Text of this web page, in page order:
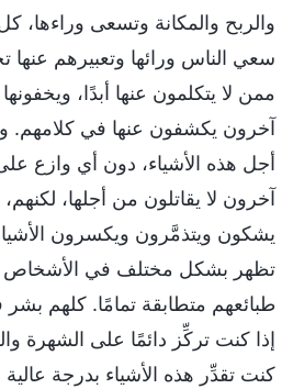
والربح والمكانة وتسعى وراءها،
سعي الناس ورائها وتعبيرهم عنها
ممن لا يتكلمون عنها أبدًا،
آخرون يكشفون عنها في كلامهم.
أجل هذه الأشياء، دون أي وازع
آخرون لا يقاتلون من أجلها،
يشكون ويتذمَّرون ويكسرون
تظهر بشكل مختلف في الأشخاص
طبائعهم متطابقة تمامًا. كلهم
إذا كنت تركِّز دائمًا على الشهرة
كنت تقدِّر هذه الأشياء بدرجة